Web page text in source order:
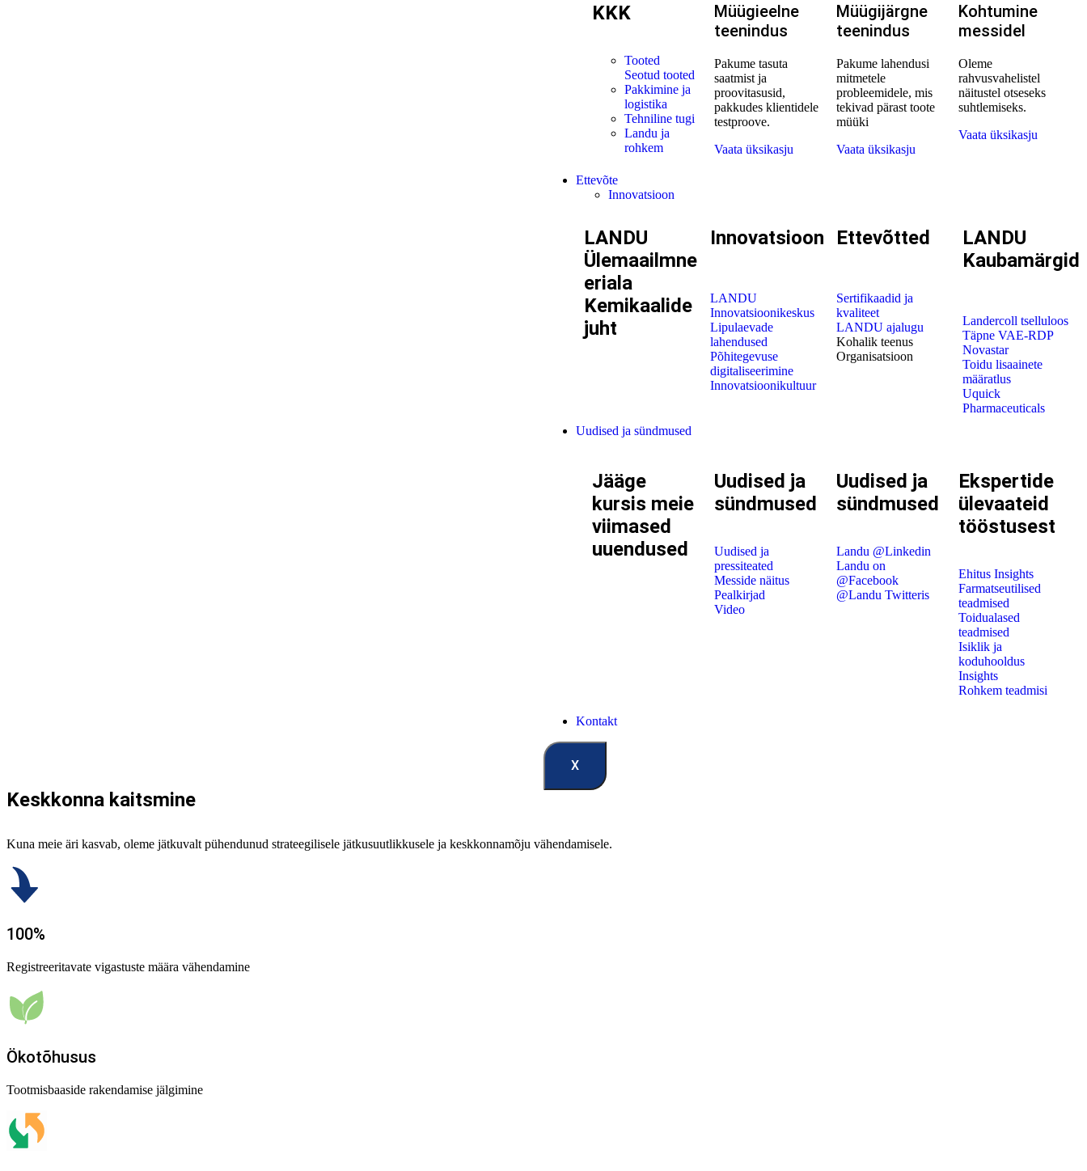
KKK
Tooted
Seotud tooted
Pakkimine ja
logistika
Tehniline tugi
Landu ja
rohkem
Müügieelne
teenindus
Pakume tasuta
saatmist ja
proovitasusid,
pakkudes klientidele
testproove.
Vaata üksikasju
Müügijärgne
teenindus
Pakume lahendusi
mitmetele
probleemidele, mis
tekivad pärast toote
müüki
Vaata üksikasju
Kohtumine
messidel
Oleme
rahvusvahelistel
näitustel otseseks
suhtlemiseks.
Vaata üksikasju
Ettevõte
Innovatsioon
LANDU
Ülemaailmne
eriala
Kemikaalide
juht
Innovatsioon
LANDU
Innovatsioonikeskus
Lipulaevade
lahendused
Põhitegevuse
digitaliseerimine
Innovatsioonikultuur
Ettevõtted
Sertifikaadid ja
kvaliteet
LANDU ajalugu
Kohalik teenus
Organisatsioon
LANDU
Kaubamärgid
Landercoll tselluloos
Täpne VAE-RDP
Novastar
Toidu lisaainete
määratlus
Uquick
Pharmaceuticals
Uudised ja sündmused
Jääge
kursis meie
viimased
uuendused
Uudised ja
sündmused
Uudised ja
pressiteated
Messide näitus
Pealkirjad
Video
Uudised ja
sündmused
Landu @Linkedin
Landu on
@Facebook
@Landu Twitteris
Ekspertide
ülevaateid
tööstusest
Ehitus Insights
Farmatseutilised
teadmised
Toidualased
teadmised
Isiklik ja
koduhooldus
Insights
Rohkem teadmisi
Kontakt
X
Keskkonna kaitsmine
Kuna meie äri kasvab, oleme jätkuvalt pühendunud strateegilisele jätkusuutlikkusele ja keskkonnamõju vähendamisele.
100%
Registreeritavate vigastuste määra vähendamine
Ökotõhusus
Tootmisbaaside rakendamise jälgimine